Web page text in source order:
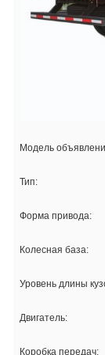
Модель
Тип:
Форма привода:
Колесная база:
Уровень длины
Двигатель:
Коробка передач: